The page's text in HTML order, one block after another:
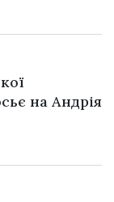
на Андрія